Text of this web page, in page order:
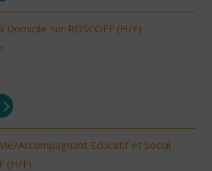
Domicile sur ROSCOFF (H/F)
Accompagnant Educatif et Social
(H/F)